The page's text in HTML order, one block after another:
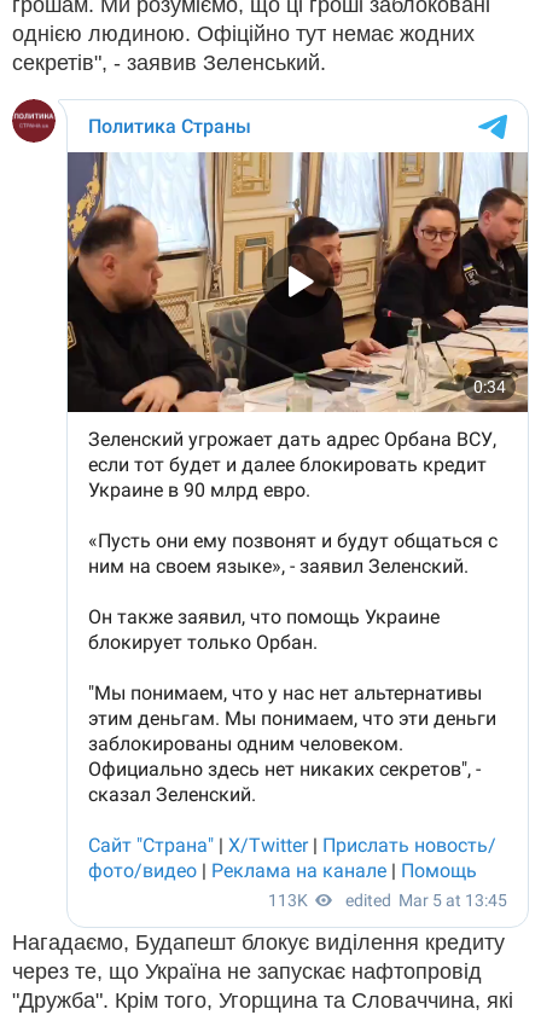
однією людиною. Офіційно тут немає жодних
секретів", - заявив Зеленський.
Нагадаємо, Будапешт блокує виділення кредиту
через те, що Україна не запускає нафтопровід
"Дружба". Крім того, Угорщина та Словаччина, які